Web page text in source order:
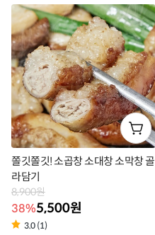
벨
쫄깃쫄깃! 소곱창 소대창 소막창 골
라담기
8,900원
38%5,500원
3.0 (1)